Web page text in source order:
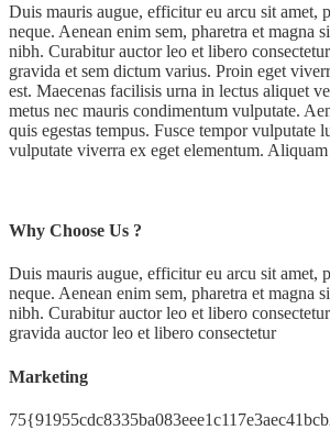
Duis mauris augue, efficitur eu arcu sit amet,
neque. Aenean enim sem, pharetra et magna
nibh. Curabitur auctor leo et libero
gravida et sem dictum varius. Proin eget
est. Maecenas facilisis urna in lectus aliquet
metus nec mauris condimentum vulputate.
quis egestas tempus. Fusce tempor vulputate
vulputate viverra ex eget elementum.
Why Choose Us ?
Duis mauris augue, efficitur eu arcu sit amet,
neque. Aenean enim sem, pharetra et magna
nibh. Curabitur auctor leo et libero
gravida auctor leo et libero consectetur
Marketing